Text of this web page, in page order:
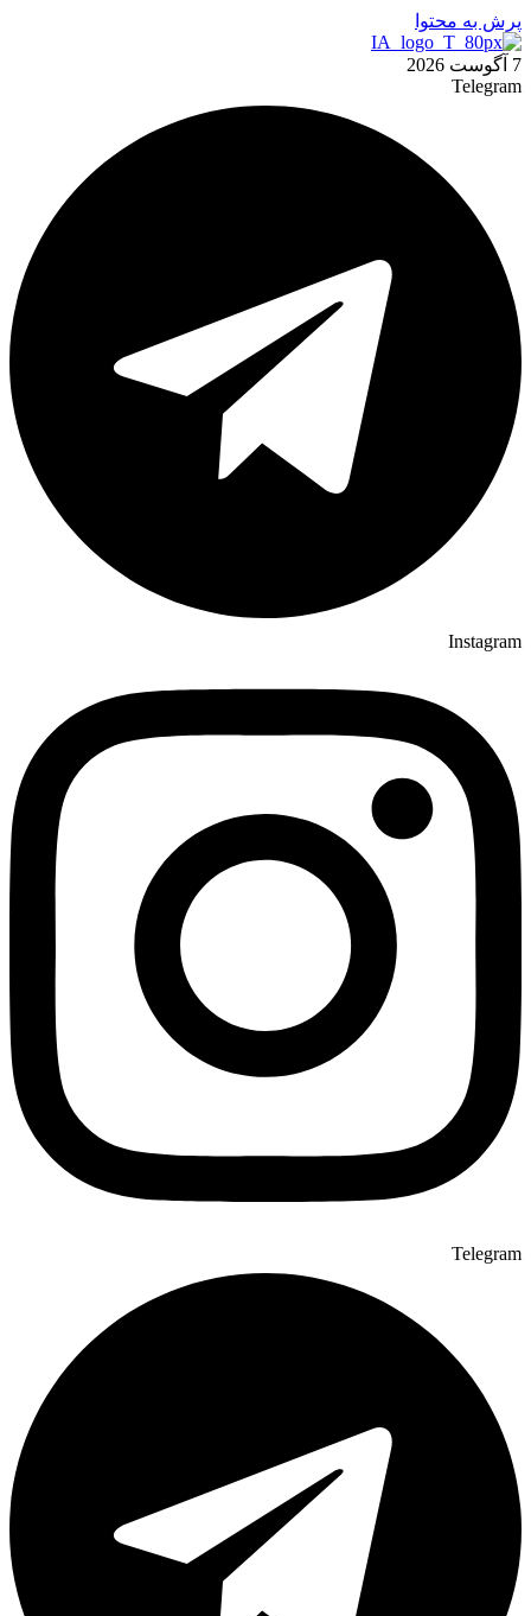
پرش به محتوا
7 آگوست 2026
Telegram
Instagram
Telegram